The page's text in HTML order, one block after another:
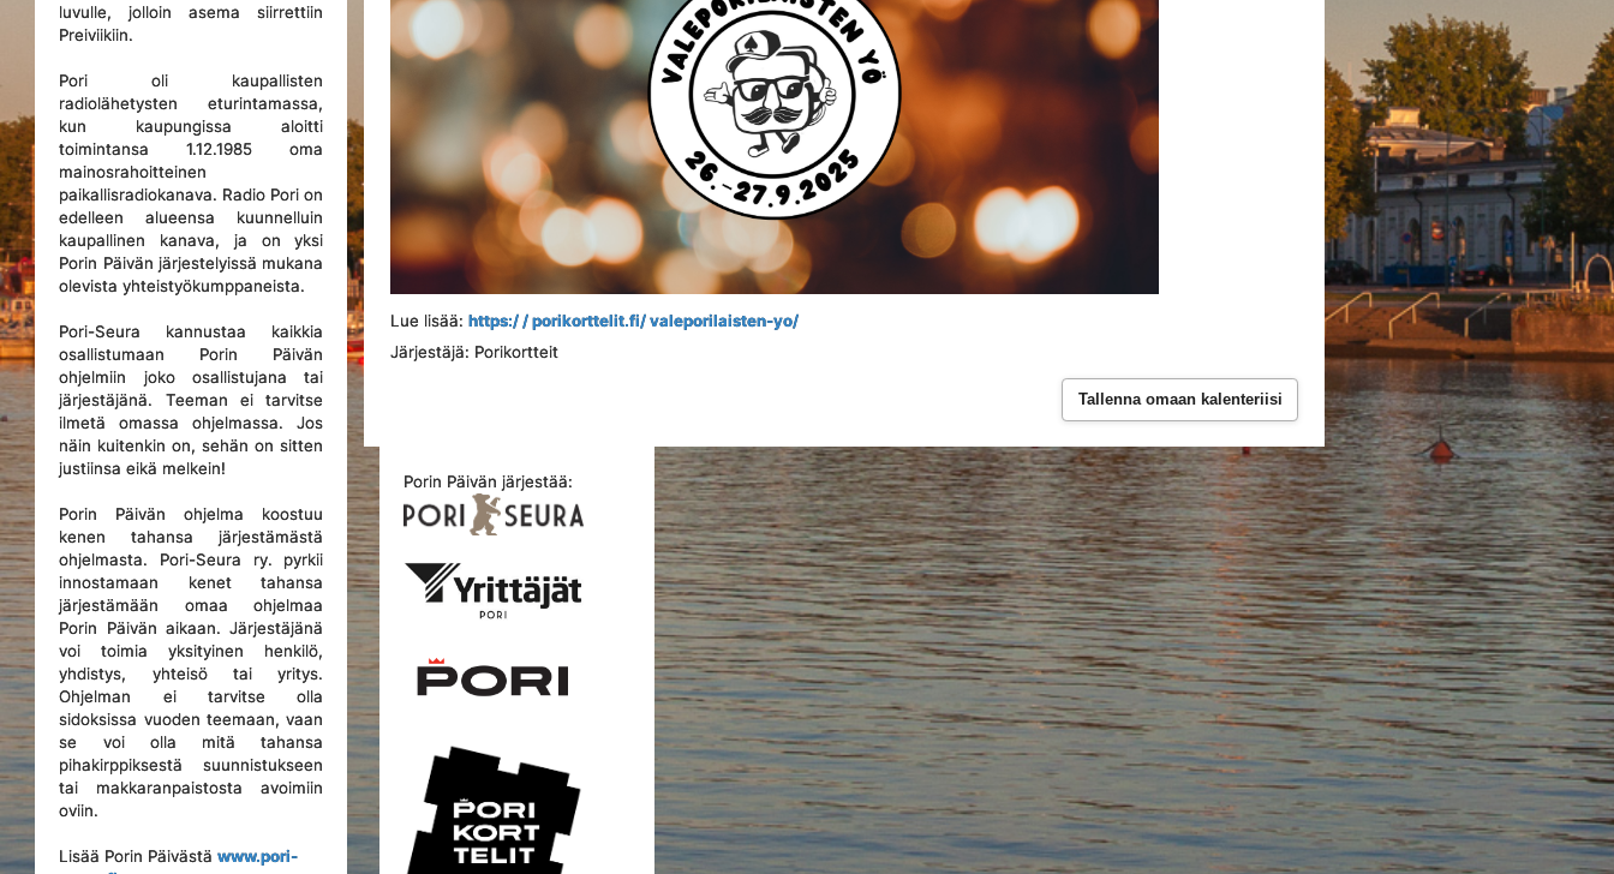
luvulle, jolloin asema siirrettiin
Preiviikiin.
Pori oli kaupallisten
radiolähetysten eturintamassa,
kun kaupungissa aloitti
toimintansa 1.12.1985 oma
mainosrahoitteinen
paikallisradiokanava. Radio Pori on
edelleen alueensa kuunnelluin
kaupallinen kanava, ja on yksi
Porin Päivän järjestelyissä mukana
olevista yhteistyökumppaneista.
Pori-Seura kannustaa kaikkia
osallistumaan Porin Päivän
ohjelmiin joko osallistujana tai
järjestäjänä. Teeman ei tarvitse
ilmetä omassa ohjelmassa. Jos
näin kuitenkin on, sehän on sitten
justiinsa eikä melkein!
Porin Päivän ohjelma koostuu
kenen tahansa järjestämästä
ohjelmasta. Pori-Seura ry. pyrkii
innostamaan kenet tahansa
järjestämään omaa ohjelmaa
Porin Päivän aikaan. Järjestäjänä
voi toimia yksityinen henkilö,
yhdistys, yhteisö tai yritys.
Ohjelman ei tarvitse olla
sidoksissa vuoden teemaan, vaan
se voi olla mitä tahansa
pihakirppiksestä suunnistukseen
tai makkaranpaistosta avoimiin
oviin.
Lisää Porin Päivästäwww.pori-
Lue lisää:https:/ / porikorttelit.fi/ valeporilaisten-yo/
Järjestäjä: Porikortteit
Tallenna omaan kalenteriisi
Porin Päivän järjestää: